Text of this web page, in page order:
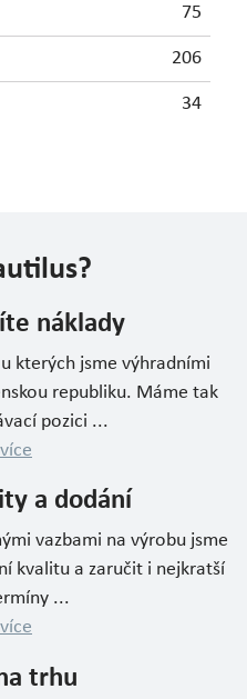
75
206
34
náklady
kterých jsme výhradními
republiku. Máme tak
pozici ...
a dodání
vazbami na výrobu jsme
kvalitu a zaručit i nejkratší
...
trhu